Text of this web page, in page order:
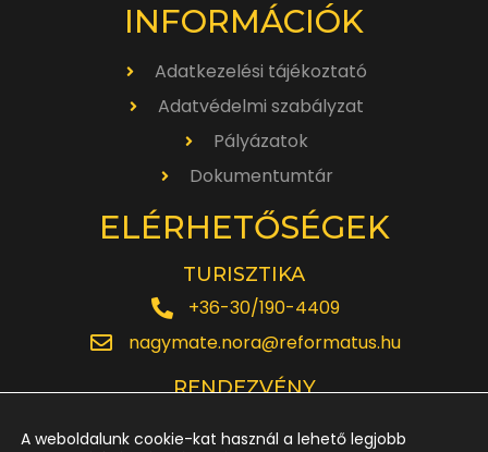
INFORMÁCIÓK
Adatkezelési tájékoztató
Adatvédelmi szabályzat
Pályázatok
Dokumentumtár
ELÉRHETŐSÉGEK
TURISZTIKA
+36-30/190-4409
nagymate.nora@reformatus.hu
RENDEZVÉNY
A weboldalunk cookie-kat használ a lehető legjobb